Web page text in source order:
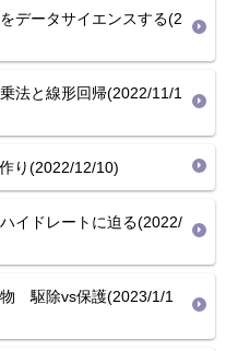
データサイエンスする(2
法と線形回帰(2022/11/1
り(2022/12/10)
イドレートに迫る(2022/
駆除vs保護(2023/1/1